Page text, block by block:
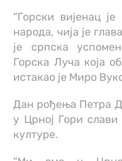
“Горски вијенац
народа, чија је
је српска
Горска Луча која
истакао је Миро
Дан рођења Петра
у Црној Гори
културе.